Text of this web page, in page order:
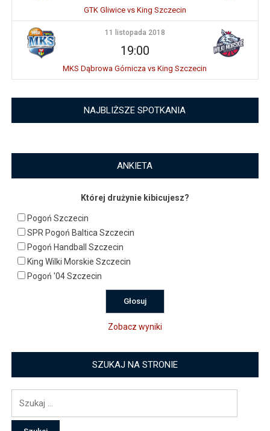
GTK Gliwice vs King Szczecin
11 listopada 2018
19:00
MKS Dąbrowa Górnicza vs King Szczecin
NAJBLIŻSZE SPOTKANIA
ANKIETA
Której drużynie kibicujesz?
Pogoń Szczecin
SPR Pogoń Baltica Szczecin
Pogoń Handball Szczecin
King Wilki Morskie Szczecin
Pogoń '04 Szczecin
Zobacz wyniki
SZUKAJ NA STRONIE